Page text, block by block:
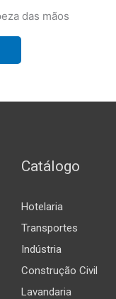
das mãos
Catálogo
Hotelaria
Transportes
Indústria
Construção Civil
Lavandaria